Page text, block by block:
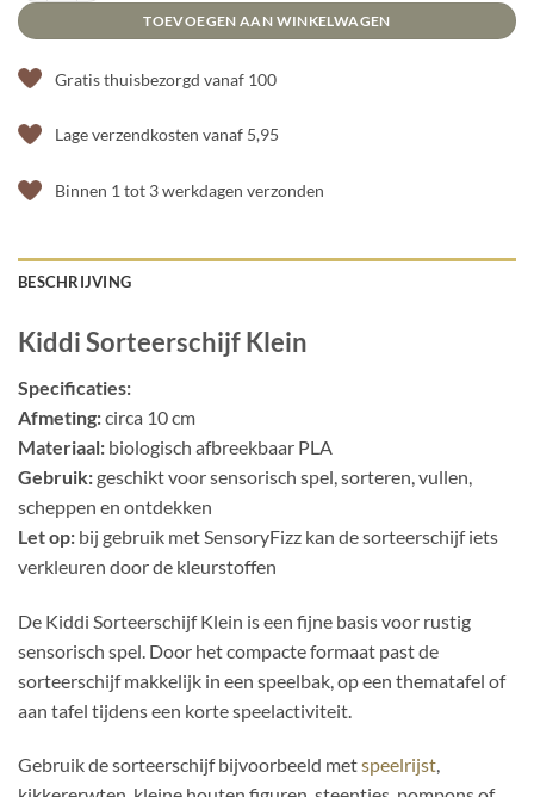
TOEVOEGEN AAN WINKELWAGEN
Gratis thuisbezorgd vanaf 100
Lage verzendkosten vanaf 5,95
Binnen 1 tot 3 werkdagen verzonden
BESCHRIJVING
Kiddi Sorteerschijf Klein
Specificaties:
Afmeting:circa 10 cm
Materiaal: biologisch afbreekbaar PLA
Gebruik:geschikt voor sensorisch spel, sorteren, vullen,
scheppen en ontdekken
Let op: bij gebruik met SensoryFizz kan de sorteerschijf iets
verkleuren door de kleurstoffen
De Kiddi Sorteerschijf Klein is een fijne basis voor rustig
sensorisch spel. Door het compacte formaat past de
sorteerschijf makkelijk in een speelbak, op een thematafel of
aan tafel tijdens een korte speelactiviteit.
Gebruik de sorteerschijf bijvoorbeeld metspeelrijst,